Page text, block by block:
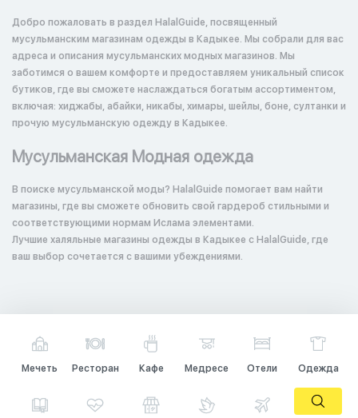
Добро пожаловать в раздел HalalGuide, посвященный
мусульманским магазинам одежды в Кадыкее. Мы собрали для вас
адреса и описания мусульманских модных магазинов. Мы
заботимся о вашем комфорте и предоставляем уникальный список
бутиков, где вы сможете наслаждаться богатым ассортиментом,
включая: хиджабы, абайки, никабы, химары, шейлы, боне, султанки и
прочую мусульманскую одежду в Кадыкее.
Мусульманская Модная одежда
В поиске мусульманской моды? HalalGuide помогает вам найти
магазины, где вы сможете обновить свой гардероб стильными и
соответствующими нормам Ислама элементами.
Лучшие халяльные магазины одежды в Кадыкее с HalalGuide, где
ваш выбор сочетается с вашими убеждениями.
Мечеть Ресторан Кафе Медресе Отели Одежда